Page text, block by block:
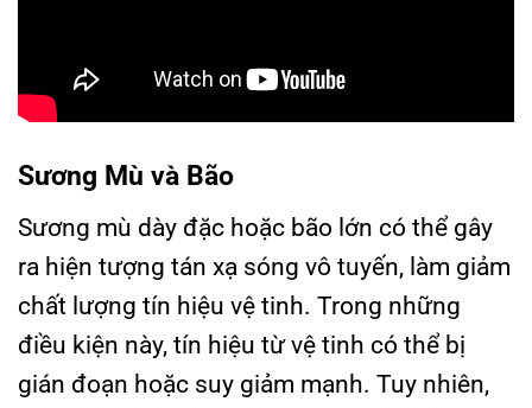
Sương Mù và Bão
Sương mù dày đặc hoặc bão lớn có thể gây
ra hiện tượng tán xạ sóng vô tuyến, làm giảm
chất lượng tín hiệu vệ tinh. Trong những
điều kiện này, tín hiệu từ vệ tinh có thể bị
gián đoạn hoặc suy giảm mạnh. Tuy nhiên,